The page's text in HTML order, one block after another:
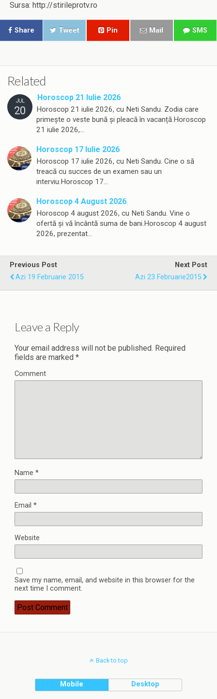
Sursa: http://stirileprotv.ro
Share Tweet Pin Mail SMS
Related
JUL
20
Horoscop 21 Iulie 2026
Horoscop 21 iulie 2026, cu Neti Sandu. Zodia care
primește o veste bună și pleacă în vacanță.Horoscop
21 iulie 2026,…
Horoscop 17 Iulie 2026
Horoscop 17 iulie 2026, cu Neti Sandu. Cine o să
treacă cu succes de un examen sau un
interviu.Horoscop 17…
Horoscop 4 August 2026
Horoscop 4 august 2026, cu Neti Sandu. Vine o
ofertă și vă încântă suma de bani.Horoscop 4 august
2026, prezentat…
Previous Post
Azi 19 Februarie 2015
Next Post
Azi 23 Februarie2015
Leave a Reply
Your email address will not be published. Required
fields are marked *
Comment
Name *
Email *
Website
Save my name, email, and website in this browser for the
next time I comment.
Back to top
Mobile Desktop